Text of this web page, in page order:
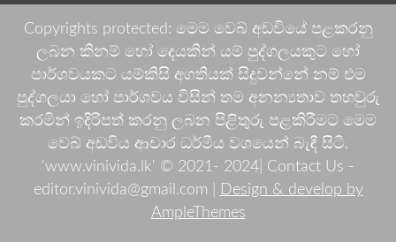
Copyrights protected: මෙම වෙබ් අඩවියේ පළකරනු
ලබන කිනම් හෝ දෙයකින් යම් පුද්ගලයකුට හෝ
පාර්ශවයකට යම්කිසි අගතියක් සිදුවන්නේ නම් එම
පුද්ගලයා හෝ පාර්ශවය විසින් තම අනන්‍යතාව තහවුරු
කරමින් ඉදිරිපත් කරනු ලබන පිළිතුරු පළකිරීමට මෙම
වෙබ් අඩවිය ආචාර ධර්මීය වශයෙන් බැඳී සිටී.
'www.vinivida.lk' © 2021- 2024| Contact Us -
editor.vinivida@gmail.com |
Design & develop by
AmpleThemes